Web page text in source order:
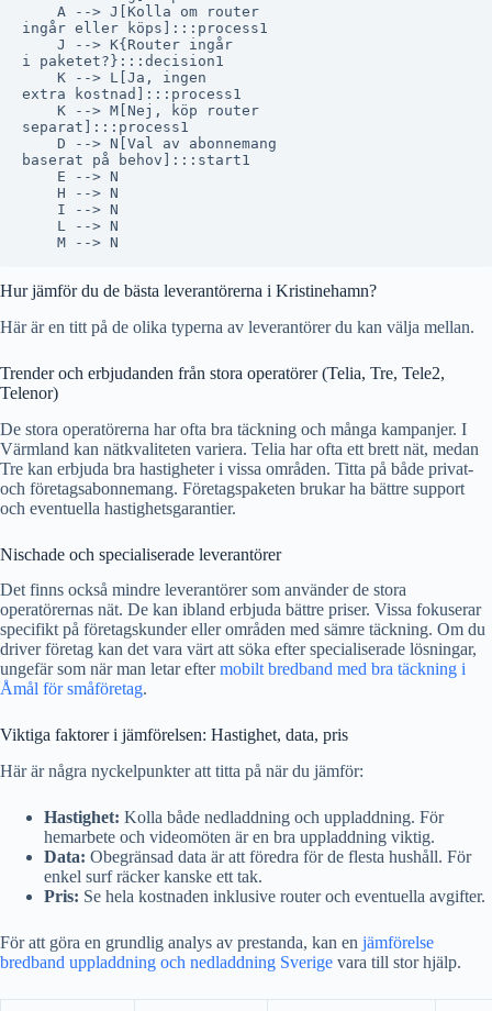
    A --> J[Kolla om router
ingår eller köps]:::process1
    J --> K{Router ingår
i paketet?}:::decision1
    K --> L[Ja, ingen
extra kostnad]:::process1
    K --> M[Nej, köp router
separat]:::process1
    D --> N[Val av abonnemang
baserat på behov]:::start1
    E --> N
    H --> N
    I --> N
    L --> N
Hur jämför du de bästa leverantörerna i Kristinehamn?
Här är en titt på de olika typerna av leverantörer du kan välja mellan.
Trender och erbjudanden från stora operatörer (Telia, Tre, Tele2,
Telenor)
De stora operatörerna har ofta bra täckning och många kampanjer. I
Värmland kan nätkvaliteten variera. Telia har ofta ett brett nät, medan
Tre kan erbjuda bra hastigheter i vissa områden. Titta på både privat-
och företagsabonnemang. Företagspaketen brukar ha bättre support
och eventuella hastighetsgarantier.
Nischade och specialiserade leverantörer
Det finns också mindre leverantörer som använder de stora
operatörernas nät. De kan ibland erbjuda bättre priser. Vissa fokuserar
specifikt på företagskunder eller områden med sämre täckning. Om du
driver företag kan det vara värt att söka efter specialiserade lösningar,
ungefär som när man letar eftermobilt bredband med bra täckning i
Åmål för småföretag.
Viktiga faktorer i jämförelsen: Hastighet, data, pris
Här är några nyckelpunkter att titta på när du jämför:
Hastighet: Kolla både nedladdning och uppladdning. För
hemarbete och videomöten är en bra uppladdning viktig.
Data: Obegränsad data är att föredra för de flesta hushåll. För
enkel surf räcker kanske ett tak.
Pris: Se hela kostnaden inklusive router och eventuella avgifter.
För att göra en grundlig analys av prestanda, kan en jämförelse
bredband uppladdning och nedladdning Sverige vara till stor hjälp.